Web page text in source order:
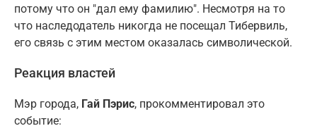
потому что он "дал ему фамилию". Несмотря на то
что наследодатель никогда не посещал Тибервиль,
его связь с этим местом оказалась символической.
Реакция властей
Мэр города, Гай Пэрис, прокомментировал это
событие: